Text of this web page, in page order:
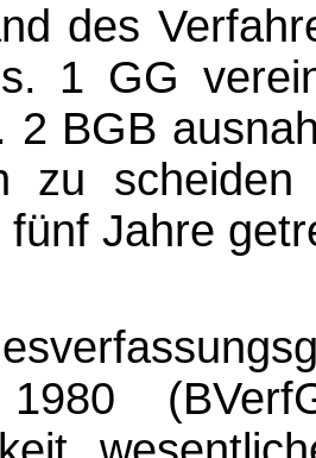
des
1 GG
2 BGB
zu
fünf Jahre
1980